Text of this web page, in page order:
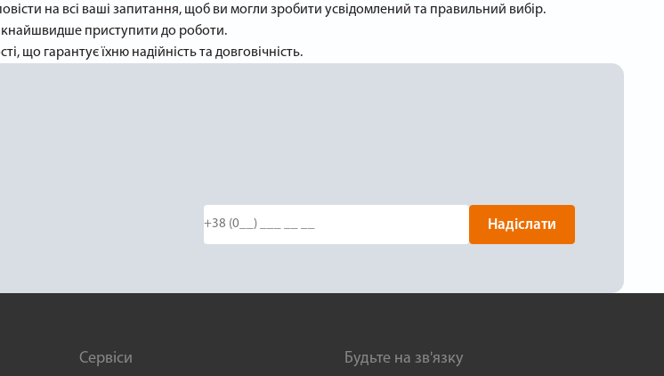
на всі ваші запитання, щоб ви могли зробити усвідомлений та правильний вибір.
приступити до роботи.
що гарантує їхню надійність та довговічність.
Надіслати
Сервіси Будьте на зв'язку